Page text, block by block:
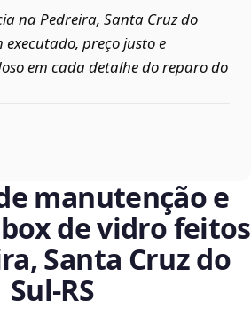
na Pedreira, Santa Cruz do
executado, preço justo e
em cada detalhe do reparo do
manutenção e
de vidro feitos
Santa Cruz do
Sul‑RS